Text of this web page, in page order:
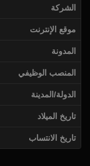
الشركة
موقع الإنترنت
المدونة
المنصب الوظيفي
الدولة/المدينة
تاريخ الميلاد
تاريخ الانتساب